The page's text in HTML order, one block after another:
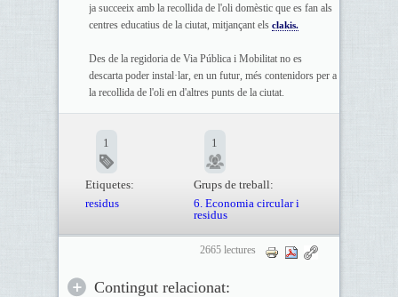
ja succeeix amb la recollida de l'oli domèstic que es fan als
centres educatius de la ciutat, mitjançant els clakis.
Des de la regidoria de Via Pública i Mobilitat no es
descarta poder instal·lar, en un futur, més contenidors per a
la recollida de l'oli en d'altres punts de la ciutat.
1
Etiquetes:
residus
1
Grups de treball:
6. Economia circular i
residus
2665 lectures
Contingut relacionat: